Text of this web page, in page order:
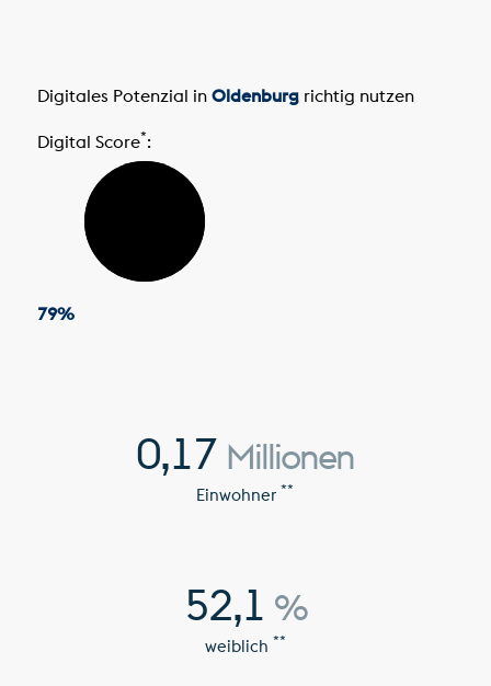
Digitales Potenzial in Oldenburgrichtig nutzen
Digital Score*:
79%
0,17 Millionen
Einwohner **
52,1 %
weiblich **